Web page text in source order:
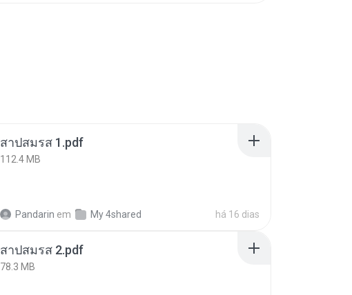
สาปสมรส 1.pdf
112.4 MB
Pandarin em My 4shared há 16 dias
สาปสมรส 2.pdf
78.3 MB